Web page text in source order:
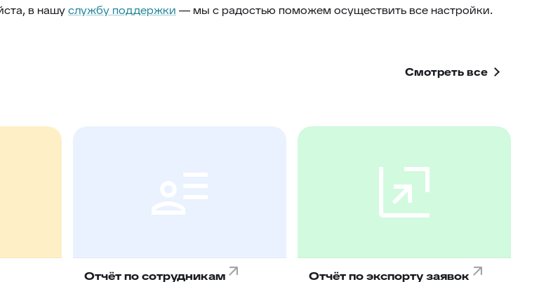
15 Индивидуальные отчёты -
конструктор
в нашуслужбу поддержки — мы с радостью поможем осуществить все настройки.
Смотреть все
Отчёт по сотрудникам Отчёт по экспорту заявок